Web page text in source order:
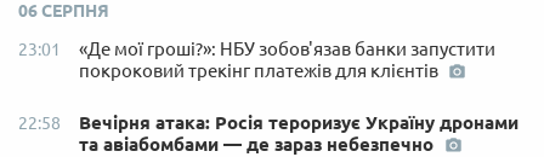
06 СЕРПНЯ
23:01
«Де мої гроші?»: НБУ зобов'язав банки запустити
покроковий трекінг платежів для клієнтів
22:58
Вечірня атака: Росія тероризує Україну дронами
та авіабомбами — де зараз небезпечно